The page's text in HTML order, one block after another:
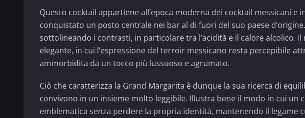
Questo cocktail appartiene all’epoca moderna dei cocktail messicani e
conquistato un posto centrale nei bar al di fuori del suo paese
sottolineando i contrasti, in particolare tra l’acidità e il calore alcolico.
elegante, in cui l’espressione del terroir messicano resta percepibile
ammorbidita da un tocco più lussuoso e agrumato.
Ciò che caratterizza la Grand Margarita è dunque la sua ricerca di
convivono in un insieme molto leggibile. Illustra bene il modo in cui un
emblematica senza perdere la propria identità, mantenendo il legame